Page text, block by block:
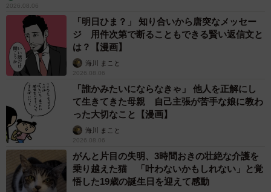
2026.08.06
「明日ひま？」 知り合いから唐突なメッセー
ジ 用件次第で断ることもできる賢い返信文と
は？【漫画】
海川 まこと
2026.08.06
「誰かみたいにならなきゃ」 他人を正解にし
て生きてきた母親 自己主張が苦手な娘に教わ
った大切なこと【漫画】
海川 まこと
2026.08.06
がんと片目の失明、3時間おきの壮絶な介護を
乗り越えた猫 「叶わないかもしれない」と覚
悟した19歳の誕生日を迎えて感動